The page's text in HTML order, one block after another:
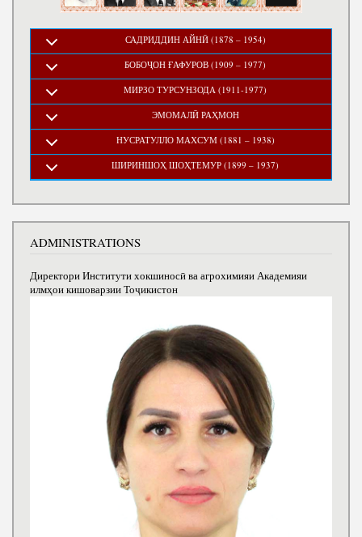
САДРИДДИН АЙНӢ (1878 – 1954)
БОБОҶОН ҒАФУРОВ (1909 – 1977)
МИРЗО ТУРСУНЗОДА (1911-1977)
ЭМОМАЛӢ РАҲМОН
НУСРАТУЛЛО МАХСУМ (1881 – 1938)
ШИРИНШОҲ ШОҲТЕМУР (1899 – 1937)
ADMINISTRATIONS
Директори Институти хокшиносӣ ва агрохимияи Академияи
илмҳои кишоварзии Тоҷикистон